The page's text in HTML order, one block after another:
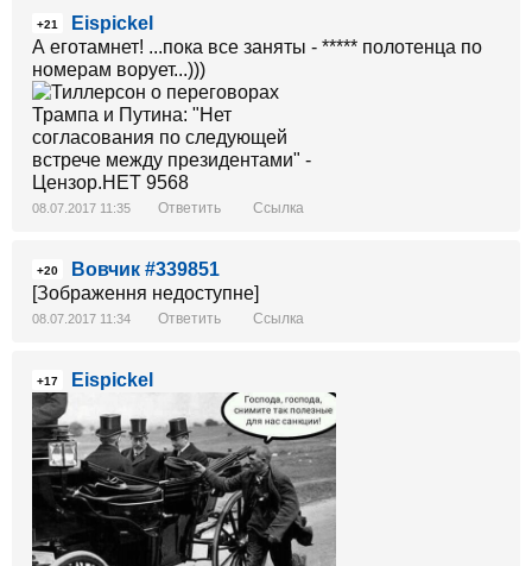
+21
Eispickel
А еготамнет! ...пока все заняты - ***** полотенца по
номерам ворует...)))
08.07.2017 11:35 Ответить Ссылка
+20
Вовчик #339851
[Зображення недоступне]
08.07.2017 11:34 Ответить Ссылка
+17 Eispickel